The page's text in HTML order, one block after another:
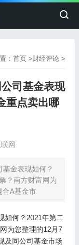
：首页 >财经评论 >
司基金表现
重点卖出哪
网
金表现如何？
？南方财富网为
合A基金市
如何？2021年第二
为您整理的12月7
及同公司基金市场